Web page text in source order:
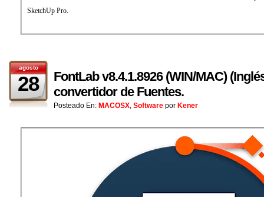
SketchUp Pro.
agosto
28
FontLab v8.4.1.8926 (WIN/MAC)
convertidor de Fuentes.
Posteado En: MACOSX, Software por Kener